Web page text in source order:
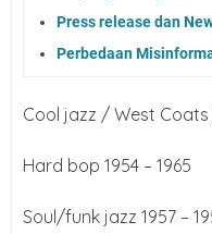
Press release dan
Perbedaan
Cool jazz / West Coats
Hard bop 1954 – 1965
Soul/funk jazz 1957 –